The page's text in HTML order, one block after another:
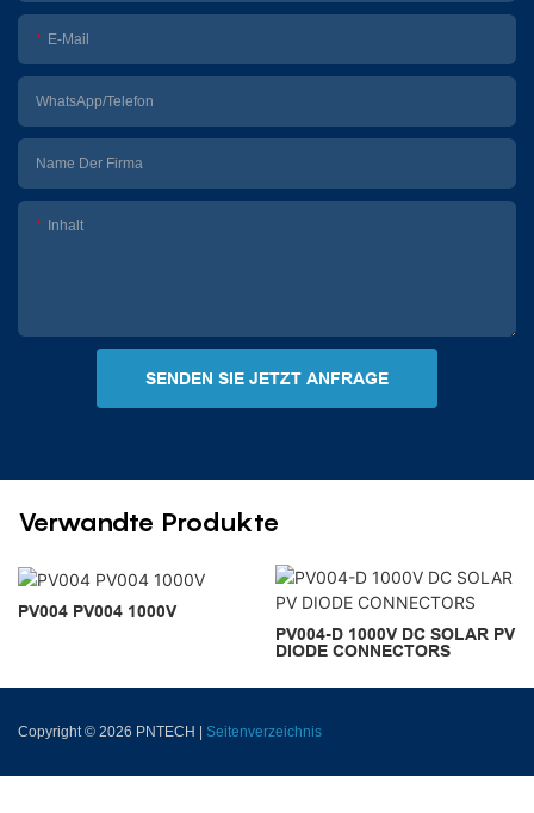
E-Mail
WhatsApp/Telefon
Name Der Firma
Inhalt
SENDEN SIE JETZT ANFRAGE
Verwandte Produkte
PV004 PV004 1000V
PV004-D 1000V DC SOLAR PV
DIODE CONNECTORS
Copyright © 2026 PNTECH | Seitenverzeichnis